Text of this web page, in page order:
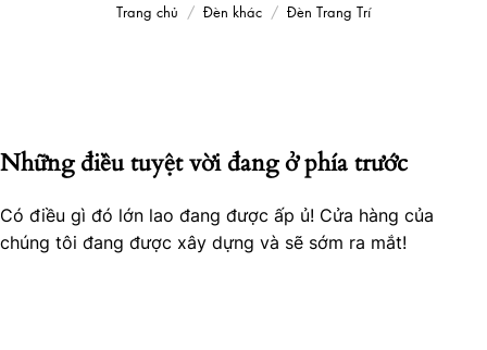
Trang chủ / Đèn khác / Đèn Trang Trí
Những điều tuyệt vời đang ở phía trước
Có điều gì đó lớn lao đang được ấp ủ! Cửa hàng của
chúng tôi đang được xây dựng và sẽ sớm ra mắt!